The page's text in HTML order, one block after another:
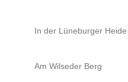
In der Lüneburger Heide
Am Wilseder Berg